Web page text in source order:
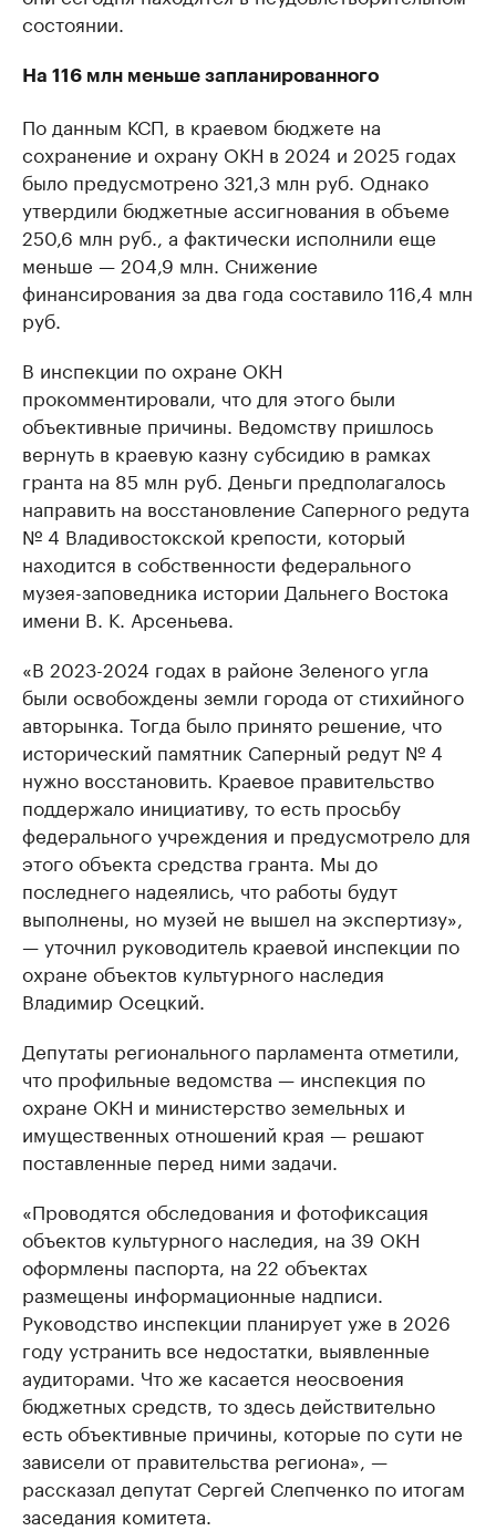
состоянии.
На 116 млн меньше запланированного
По данным КСП, в краевом бюджете на
сохранение и охрану ОКН в 2024 и 2025 годах
было предусмотрено 321,3 млн руб. Однако
утвердили бюджетные ассигнования в объеме
250,6 млн руб., а фактически исполнили еще
меньше — 204,9 млн. Снижение
финансирования за два года составило 116,4 млн
руб.
В инспекции по охране ОКН
прокомментировали, что для этого были
объективные причины. Ведомству пришлось
вернуть в краевую казну субсидию в рамках
гранта на 85 млн руб. Деньги предполагалось
направить на восстановление Саперного редута
№ 4 Владивостокской крепости, который
находится в собственности федерального
музея-заповедника истории Дальнего Востока
имени В. К. Арсеньева.
«В 2023-2024 годах в районе Зеленого угла
были освобождены земли города от стихийного
авторынка. Тогда было принято решение, что
исторический памятник Саперный редут № 4
нужно восстановить. Краевое правительство
поддержало инициативу, то есть просьбу
федерального учреждения и предусмотрело для
этого объекта средства гранта. Мы до
последнего надеялись, что работы будут
выполнены, но музей не вышел на экспертизу»,
— уточнил руководитель краевой инспекции по
охране объектов культурного наследия
Владимир Осецкий.
Депутаты регионального парламента отметили,
что профильные ведомства — инспекция по
охране ОКН и министерство земельных и
имущественных отношений края — решают
поставленные перед ними задачи.
«Проводятся обследования и фотофиксация
объектов культурного наследия, на 39 ОКН
оформлены паспорта, на 22 объектах
размещены информационные надписи.
Руководство инспекции планирует уже в 2026
году устранить все недостатки, выявленные
аудиторами. Что же касается неосвоения
бюджетных средств, то здесь действительно
есть объективные причины, которые по сути не
зависели от правительства региона», —
рассказал депутат Сергей Слепченко по итогам
заседания комитета.